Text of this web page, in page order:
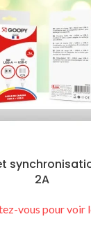
2A
vous pour voir